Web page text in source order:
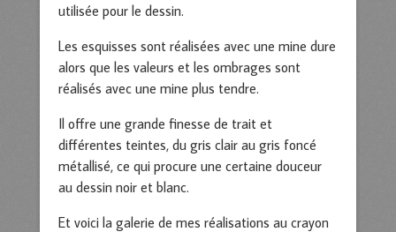
utilisée pour le dessin.
Les esquisses sont réalisées avec une mine dure
alors que les valeurs et les ombrages sont
réalisés avec une mine plus tendre.
Il offre une grande finesse de trait et
différentes teintes, du gris clair au gris foncé
métallisé, ce qui procure une certaine douceur
au dessin noir et blanc.
Et voici la galerie de mes réalisations au crayon